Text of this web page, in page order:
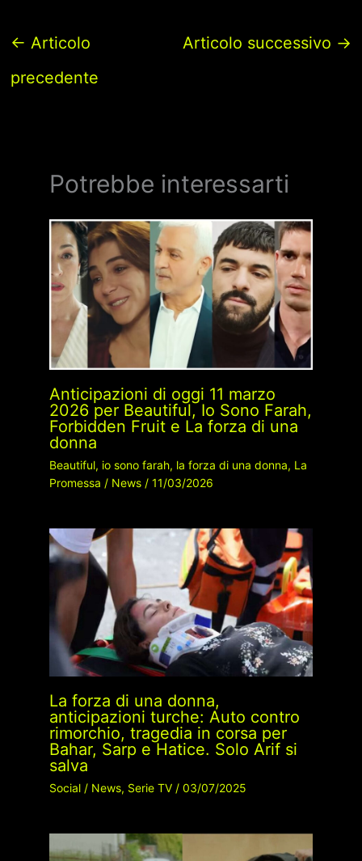
← Articolo
precedente
Articolo successivo →
Potrebbe interessarti
Anticipazioni di oggi 11 marzo
2026 per Beautiful, Io Sono Farah,
Forbidden Fruit e La forza di una
donna
Beautiful, io sono farah, la forza di una donna, La
Promessa / News/ 11/03/2026
La forza di una donna,
anticipazioni turche: Auto contro
rimorchio, tragedia in corsa per
Bahar, Sarp e Hatice. Solo Arif si
salva
Social/ News, Serie TV/ 03/07/2025